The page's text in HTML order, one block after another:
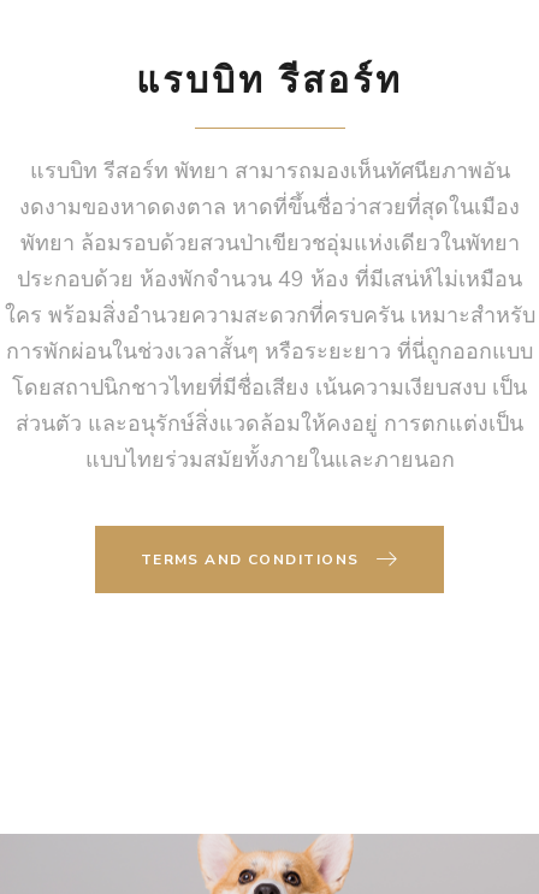
แรบบิท รีสอร์ท
แรบบิท รีสอร์ท พัทยา สามารถมองเห็นทัศนียภาพอัน
งดงามของหาดดงตาล หาดที่ขึ้นชื่อว่าสวยที่สุดในเมือง
พัทยา ล้อมรอบด้วยสวนป่าเขียวชอุ่มแห่งเดียวในพัทยา
ประกอบด้วย ห้องพักจำนวน 49 ห้อง ที่มีเสน่ห์ไม่เหมือน
ใคร พร้อมสิ่งอำนวยความสะดวกที่ครบครัน เหมาะสำหรับ
การพักผ่อนในช่วงเวลาสั้นๆ หรือระยะยาว ที่นี่ถูกออกแบบ
โดยสถาปนิกชาวไทยที่มีชื่อเสียง เน้นความเงียบสงบ เป็น
ส่วนตัว และอนุรักษ์สิ่งแวดล้อมให้คงอยู่ การตกแต่งเป็น
แบบไทยร่วมสมัยทั้งภายในและภายนอก
TERMS AND CONDITIONS